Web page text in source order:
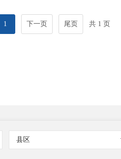
1 下一页 尾页 共 1 页
县区